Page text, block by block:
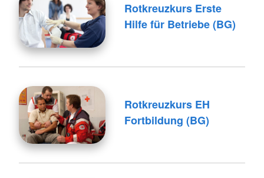
Rotkreuzkurs Erste
Hilfe für Betriebe (BG)
Rotkreuzkurs EH
Fortbildung (BG)